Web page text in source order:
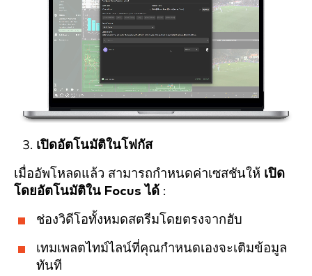
เปิดอัตโนมัติในโฟกัส
เมื่ออัพโหลดแล้ว สามารถกำหนดค่าเซสชันให้ เปิด
โดยอัตโนมัติใน Focus ได้ :
ช่องวิดีโอทั้งหมดสตรีมโดยตรงจากฮับ
เทมเพลตไทม์ไลน์ที่คุณกำหนดเองจะเติมข้อมูล
ทันที